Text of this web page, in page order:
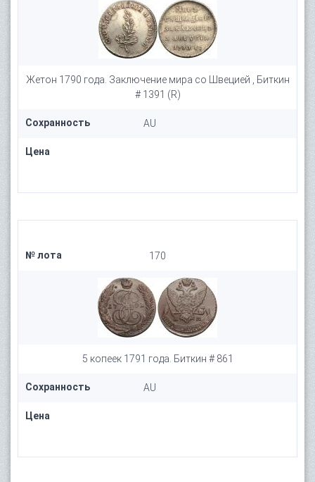
Жетон 1790 года. Заключение мира со Швецией , Биткин
# 1391 (R)
Сохранность AU
Цена
№ лота 170
5 копеек 1791 года. Биткин # 861
Сохранность AU
Цена